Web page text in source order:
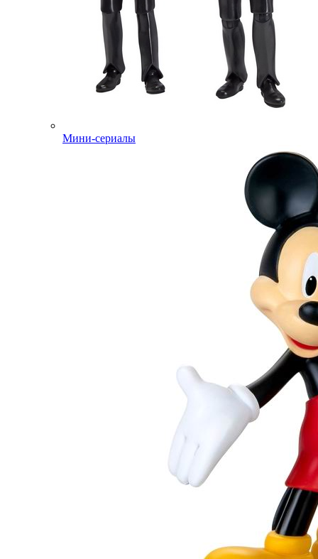
Мини-сериалы